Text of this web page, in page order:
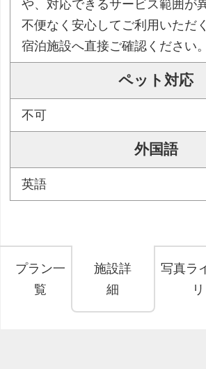
や、対応できるサービス範囲が
不便なく安心してご利用いただ
宿泊施設へ直接ご確認ください。
ペット対応
不可
外国語
英語
プラン一
覧
施設詳
細
写真ラ
リ